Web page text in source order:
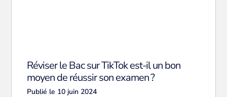
Réviser le Bac sur TikTok est-il un bon
moyen de réussir son examen ?
Publié le 10 juin 2024